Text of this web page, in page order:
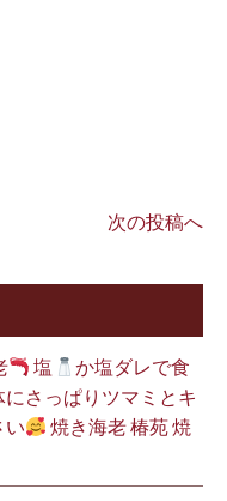
次の投稿へ
塩
か塩ダレで食
さっぱりツマミとキ
い
焼き海老 椿苑 焼